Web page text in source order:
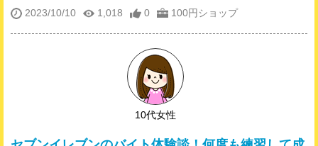
2023/10/10 1,018 0 100円ショップ
10代女性